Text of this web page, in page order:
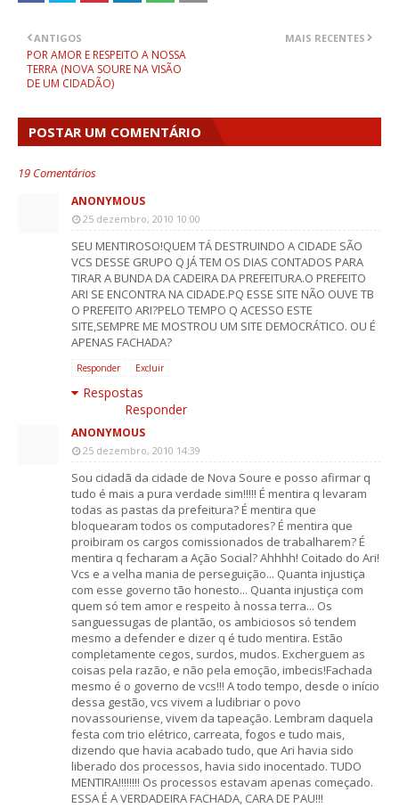
MAIS RECENTES
ANTIGOS
POR AMOR E RESPEITO A NOSSA
TERRA (NOVA SOURE NA VISÃO
DE UM CIDADÃO)
POSTAR UM COMENTÁRIO
19 Comentários
ANONYMOUS
25 dezembro, 2010 10:00
SEU MENTIROSO!QUEM TÁ DESTRUINDO A CIDADE SÃO
VCS DESSE GRUPO Q JÁ TEM OS DIAS CONTADOS PARA
TIRAR A BUNDA DA CADEIRA DA PREFEITURA.O PREFEITO
ARI SE ENCONTRA NA CIDADE.PQ ESSE SITE NÃO OUVE TB
O PREFEITO ARI?PELO TEMPO Q ACESSO ESTE
SITE,SEMPRE ME MOSTROU UM SITE DEMOCRÁTICO. OU É
APENAS FACHADA?
Responder Excluir
Respostas
Responder
ANONYMOUS
25 dezembro, 2010 14:39
Sou cidadã da cidade de Nova Soure e posso afirmar q
tudo é mais a pura verdade sim!!!!! É mentira q levaram
todas as pastas da prefeitura? É mentira que
bloquearam todos os computadores? É mentira que
proibiram os cargos comissionados de trabalharem? É
mentira q fecharam a Ação Social? Ahhhh! Coitado do Ari!
Vcs e a velha mania de perseguição... Quanta injustiça
com esse governo tão honesto... Quanta injustiça com
quem só tem amor e respeito à nossa terra... Os
sanguessugas de plantão, os ambiciosos só tendem
mesmo a defender e dizer q é tudo mentira. Estão
completamente cegos, surdos, mudos. Excherguem as
coisas pela razão, e não pela emoção, imbecis!Fachada
mesmo é o governo de vcs!!! A todo tempo, desde o início
dessa gestão, vcs vivem a ludibriar o povo
novassouriense, vivem da tapeação. Lembram daquela
festa com trio elétrico, carreata, fogos e tudo mais,
dizendo que havia acabado tudo, que Ari havia sido
liberado dos processos, havia sido inocentado. TUDO
MENTIRA!!!!!!!! Os processos estavam apenas começado.
ESSA É A VERDADEIRA FACHADA, CARA DE PAU!!!